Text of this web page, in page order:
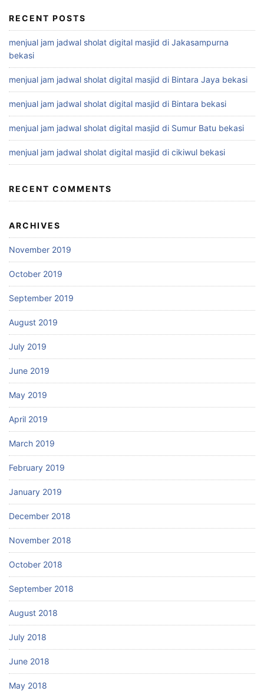
RECENT POSTS
menjual jam jadwal sholat digital masjid di Jakasampurna
bekasi
menjual jam jadwal sholat digital masjid di Bintara Jaya bekasi
menjual jam jadwal sholat digital masjid di Bintara bekasi
menjual jam jadwal sholat digital masjid di Sumur Batu bekasi
menjual jam jadwal sholat digital masjid di cikiwul bekasi
RECENT COMMENTS
ARCHIVES
November 2019
October 2019
September 2019
August 2019
July 2019
June 2019
May 2019
April 2019
March 2019
February 2019
January 2019
December 2018
November 2018
October 2018
September 2018
August 2018
July 2018
June 2018
May 2018